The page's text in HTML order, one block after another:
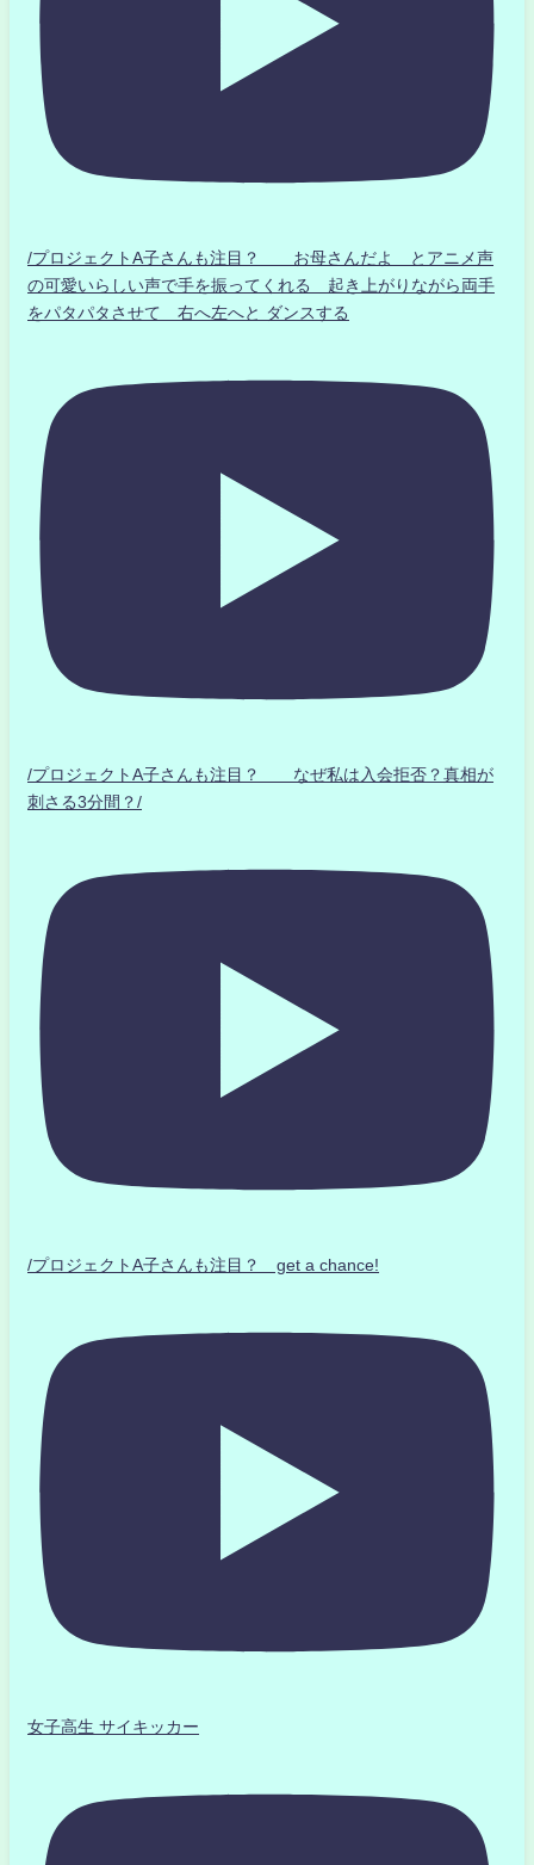
/プロジェクトA子さんも注目？ お母さんだよ とアニメ声
の可愛いらしい声で手を振ってくれる 起き上がりながら両手
をパタパタさせて 右へ左へと ダンスする
/プロジェクトA子さんも注目？ なぜ私は入会拒否？真相が
刺さる3分間？/
/プロジェクトA子さんも注目？ get a chance!
女子高生 サイキッカー